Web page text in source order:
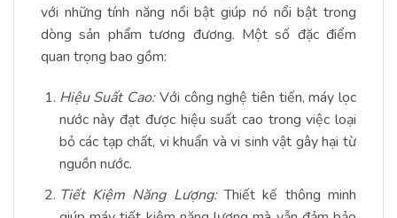
với những tính năng nổi bật giúp nó nổi bật trong
dòng sản phẩm tương đương. Một số đặc điểm
quan trọng bao gồm:
Hiệu Suất Cao:Với công nghệ tiên tiến, máy lọc
nước này đạt được hiệu suất cao trong việc loại
bỏ các tạp chất, vi khuẩn và vi sinh vật gây hại từ
nguồn nước.
Tiết Kiệm Năng Lượng:Thiết kế thông minh